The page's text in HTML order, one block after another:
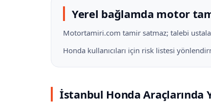
Yerel bağlamda motor
Motortamiri.com tamir satmaz; talebi
Honda kullanıcıları için risk listesi
İstanbul Honda Araçlarında